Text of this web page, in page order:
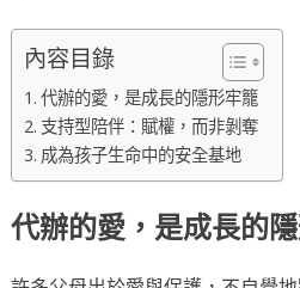
內容目錄
代辦的愛，是成長的隱形牢籠
支持型陪伴：賦權，而非剝奪
成為孩子生命中的安全基地
代辦的愛，是成長的